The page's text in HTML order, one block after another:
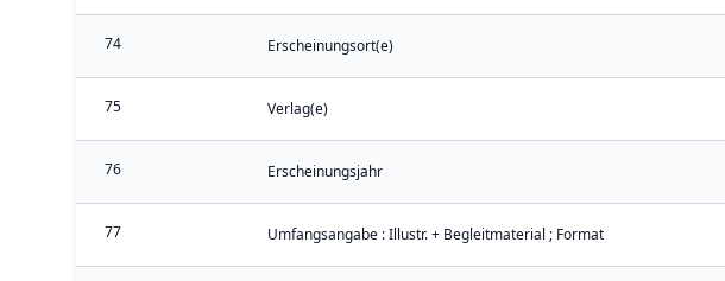
74 Erscheinungsort(e)
75 Verlag(e)
76 Erscheinungsjahr
77 Umfangsangabe : Illustr. + Begleitmaterial ; Format